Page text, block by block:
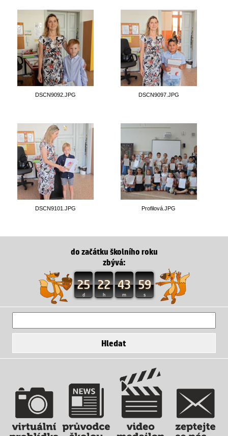
DSCN9092.JPG DSCN9097.JPG
DSCN9101.JPG Profilová.JPG
do začátku školního roku
zbývá:
25
d
22
h
43
m
57
s